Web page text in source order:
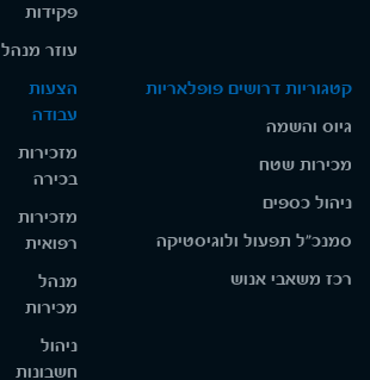
פקידות
עוזר מנהל
קטגוריות דרושים פופלאריות
גיוס והשמה
מכירות שטח
ניהול כספים
סמנכ"ל תפעול ולוגיסטיקה
רכז משאבי אנוש
הצעות
עבודה
מזכירות
בכירה
מזכירות
רפואית
מנהל
מכירות
ניהול
חשבונות